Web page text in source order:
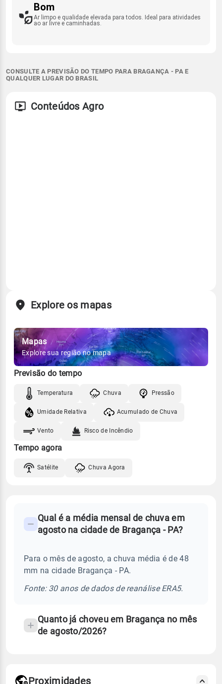
Bom
Ar limpo e qualidade elevada para todos. Ideal para atividades
ao ar livre e caminhadas.
CONSULTE A PREVISÃO DO TEMPO PARA BRAGANÇA - PA E
QUALQUER LUGAR DO BRASIL
Conteúdos Agro
Explore os mapas
Mapas
Explore sua região no mapa
Previsão do tempo
Temperatura Chuva Pressão
Umidade Relativa Acumulado de Chuva
Vento Risco de Incêndio
Tempo agora
Satélite Chuva Agora
Perguntas
sobre
chuva
Qual é a média mensal de chuva em
agosto na cidade de Bragança - PA?
Para o mês de agosto, a chuva média é de 48
mm na cidade Bragança - PA.
Fonte: 30 anos de dados de reanálise ERA5.
Quanto já choveu em Bragança no mês
de agosto/2026?
Proximidades